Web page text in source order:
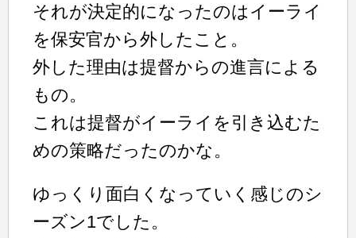
それが決定的になったのはイーライ
を保安官から外したこと。
外した理由は提督からの進言による
もの。
これは提督がイーライを引き込むた
めの策略だったのかな。
ゆっくり面白くなっていく感じのシ
ーズン1でした。